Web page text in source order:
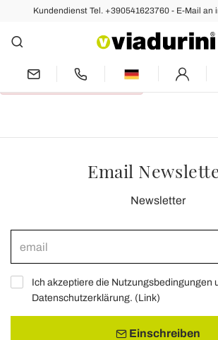
Kundendienst Tel. +390541623760 - E-Mail an
Für Merkzettel
Kein Lieblings-Produkte
Email
Newsletter
Ich akzeptiere die Nutzungsbedingungen
Datenschutzerklärung. (Link)
Einschreiben